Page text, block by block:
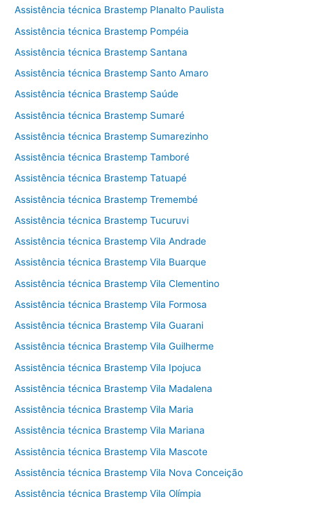
Assistência técnica Brastemp Planalto Paulista
Assistência técnica Brastemp Pompéia
Assistência técnica Brastemp Santana
Assistência técnica Brastemp Santo Amaro
Assistência técnica Brastemp Saúde
Assistência técnica Brastemp Sumaré
Assistência técnica Brastemp Sumarezinho
Assistência técnica Brastemp Tamboré
Assistência técnica Brastemp Tatuapé
Assistência técnica Brastemp Tremembé
Assistência técnica Brastemp Tucuruvi
Assistência técnica Brastemp Vila Andrade
Assistência técnica Brastemp Vila Buarque
Assistência técnica Brastemp Vila Clementino
Assistência técnica Brastemp Vila Formosa
Assistência técnica Brastemp Vila Guarani
Assistência técnica Brastemp Vila Guilherme
Assistência técnica Brastemp Vila Ipojuca
Assistência técnica Brastemp Vila Madalena
Assistência técnica Brastemp Vila Maria
Assistência técnica Brastemp Vila Mariana
Assistência técnica Brastemp Vila Mascote
Assistência técnica Brastemp Vila Nova Conceição
Assistência técnica Brastemp Vila Olímpia